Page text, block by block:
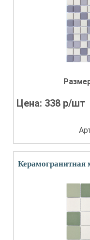
Цена: 338 р/шт
Керамогранитная